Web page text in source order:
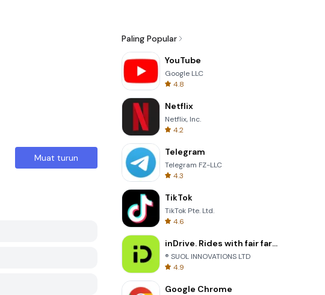
Muat turun
Paling Popular
YouTube
Google LLC
4.8
Netflix
Netflix, Inc.
4.2
Telegram
Telegram FZ-LLC
4.3
TikTok
TikTok Pte. Ltd.
4.6
inDrive. Rides with fair fares
® SUOL INNOVATIONS LTD
4.9
Google Chrome